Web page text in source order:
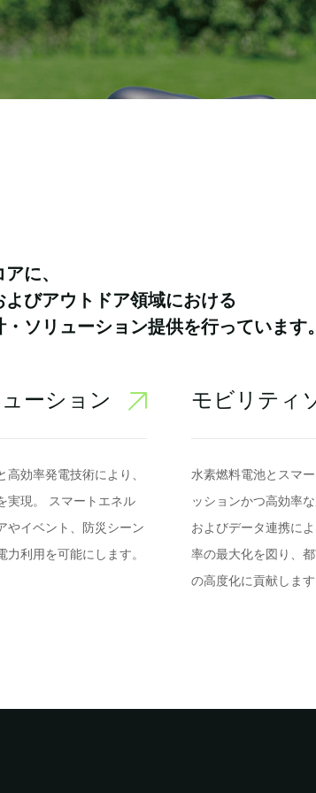
に、
びアウトドア領域における
ソリューション提供を行っています。
ーション
効率発電技術により、
実現。 スマートエネル
やイベント、防災シーン
利用を可能にします。
モビリティ
水素燃料電池とスマ
ッションかつ高効率
およびデータ連携に
率の最大化を図り、
の高度化に貢献します